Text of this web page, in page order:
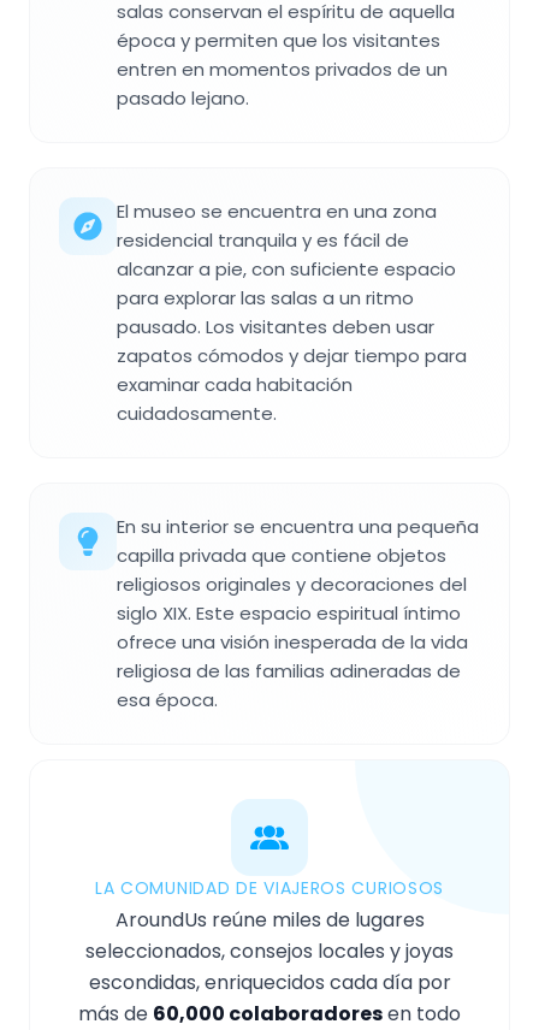
salas conservan el espíritu de aquella
época y permiten que los visitantes
entren en momentos privados de un
pasado lejano.
El museo se encuentra en una zona
residencial tranquila y es fácil de
alcanzar a pie, con suficiente espacio
para explorar las salas a un ritmo
pausado. Los visitantes deben usar
zapatos cómodos y dejar tiempo para
examinar cada habitación
cuidadosamente.
En su interior se encuentra una pequeña
capilla privada que contiene objetos
religiosos originales y decoraciones del
siglo XIX. Este espacio espiritual íntimo
ofrece una visión inesperada de la vida
religiosa de las familias adineradas de
esa época.
LA COMUNIDAD DE VIAJEROS CURIOSOS
AroundUs reúne miles de lugares
seleccionados, consejos locales y joyas
escondidas, enriquecidos cada día por
más de 60,000 colaboradoresen todo